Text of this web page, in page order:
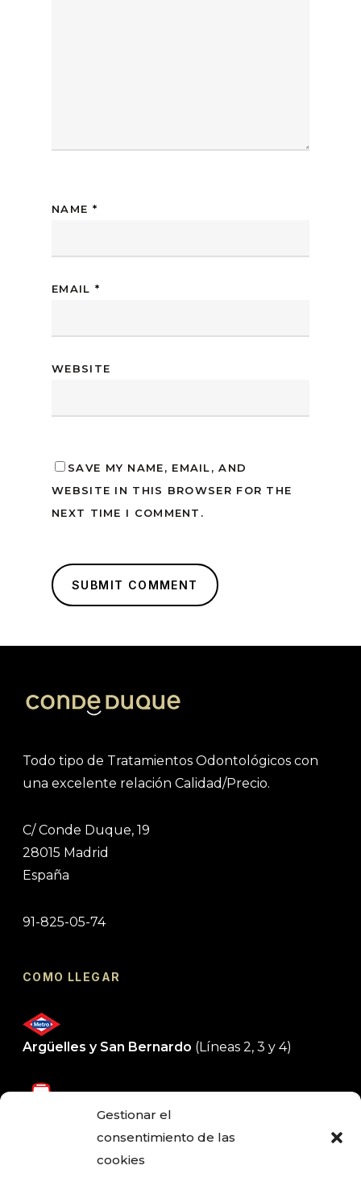
Gestionar el
consentimiento de las
cookies
NAME *
EMAIL *
WEBSITE
SAVE MY NAME, EMAIL, AND
WEBSITE IN THIS BROWSER FOR THE
NEXT TIME I COMMENT.
Todo tipo de Tratamientos Odontológicos con
una excelente relación Calidad/Precio.
C/ Conde Duque, 19
28015 Madrid
España
91-825-05-74
COMO LLEGAR
Argüelles y San Bernardo (Líneas 2, 3 y 4)
1 -3 - 44 - 147 - C1 - M2